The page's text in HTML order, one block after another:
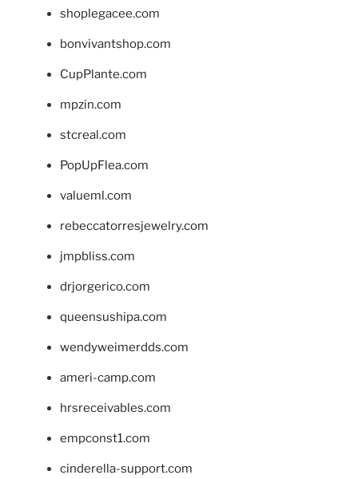
shoplegacee.com
bonvivantshop.com
CupPlante.com
mpzin.com
stcreal.com
PopUpFlea.com
valueml.com
rebeccatorresjewelry.com
jmpbliss.com
drjorgerico.com
queensushipa.com
wendyweimerdds.com
ameri-camp.com
hrsreceivables.com
empconst1.com
cinderella-support.com